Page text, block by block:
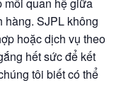
hàng. SJPL không
hoặc dịch vụ theo
hết sức để kết
tôi biết có thể